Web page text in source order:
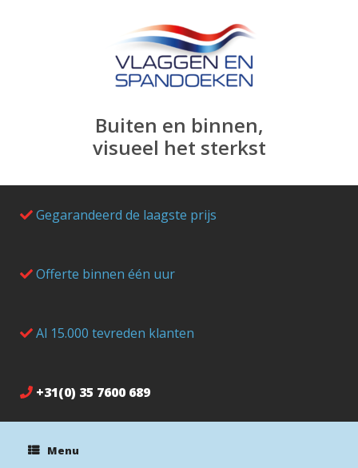
Buiten en binnen,
visueel het sterkst
Gegarandeerd de laagste prijs
Offerte binnen één uur
Al 15.000 tevreden klanten
+31(0) 35 7600 689
Menu